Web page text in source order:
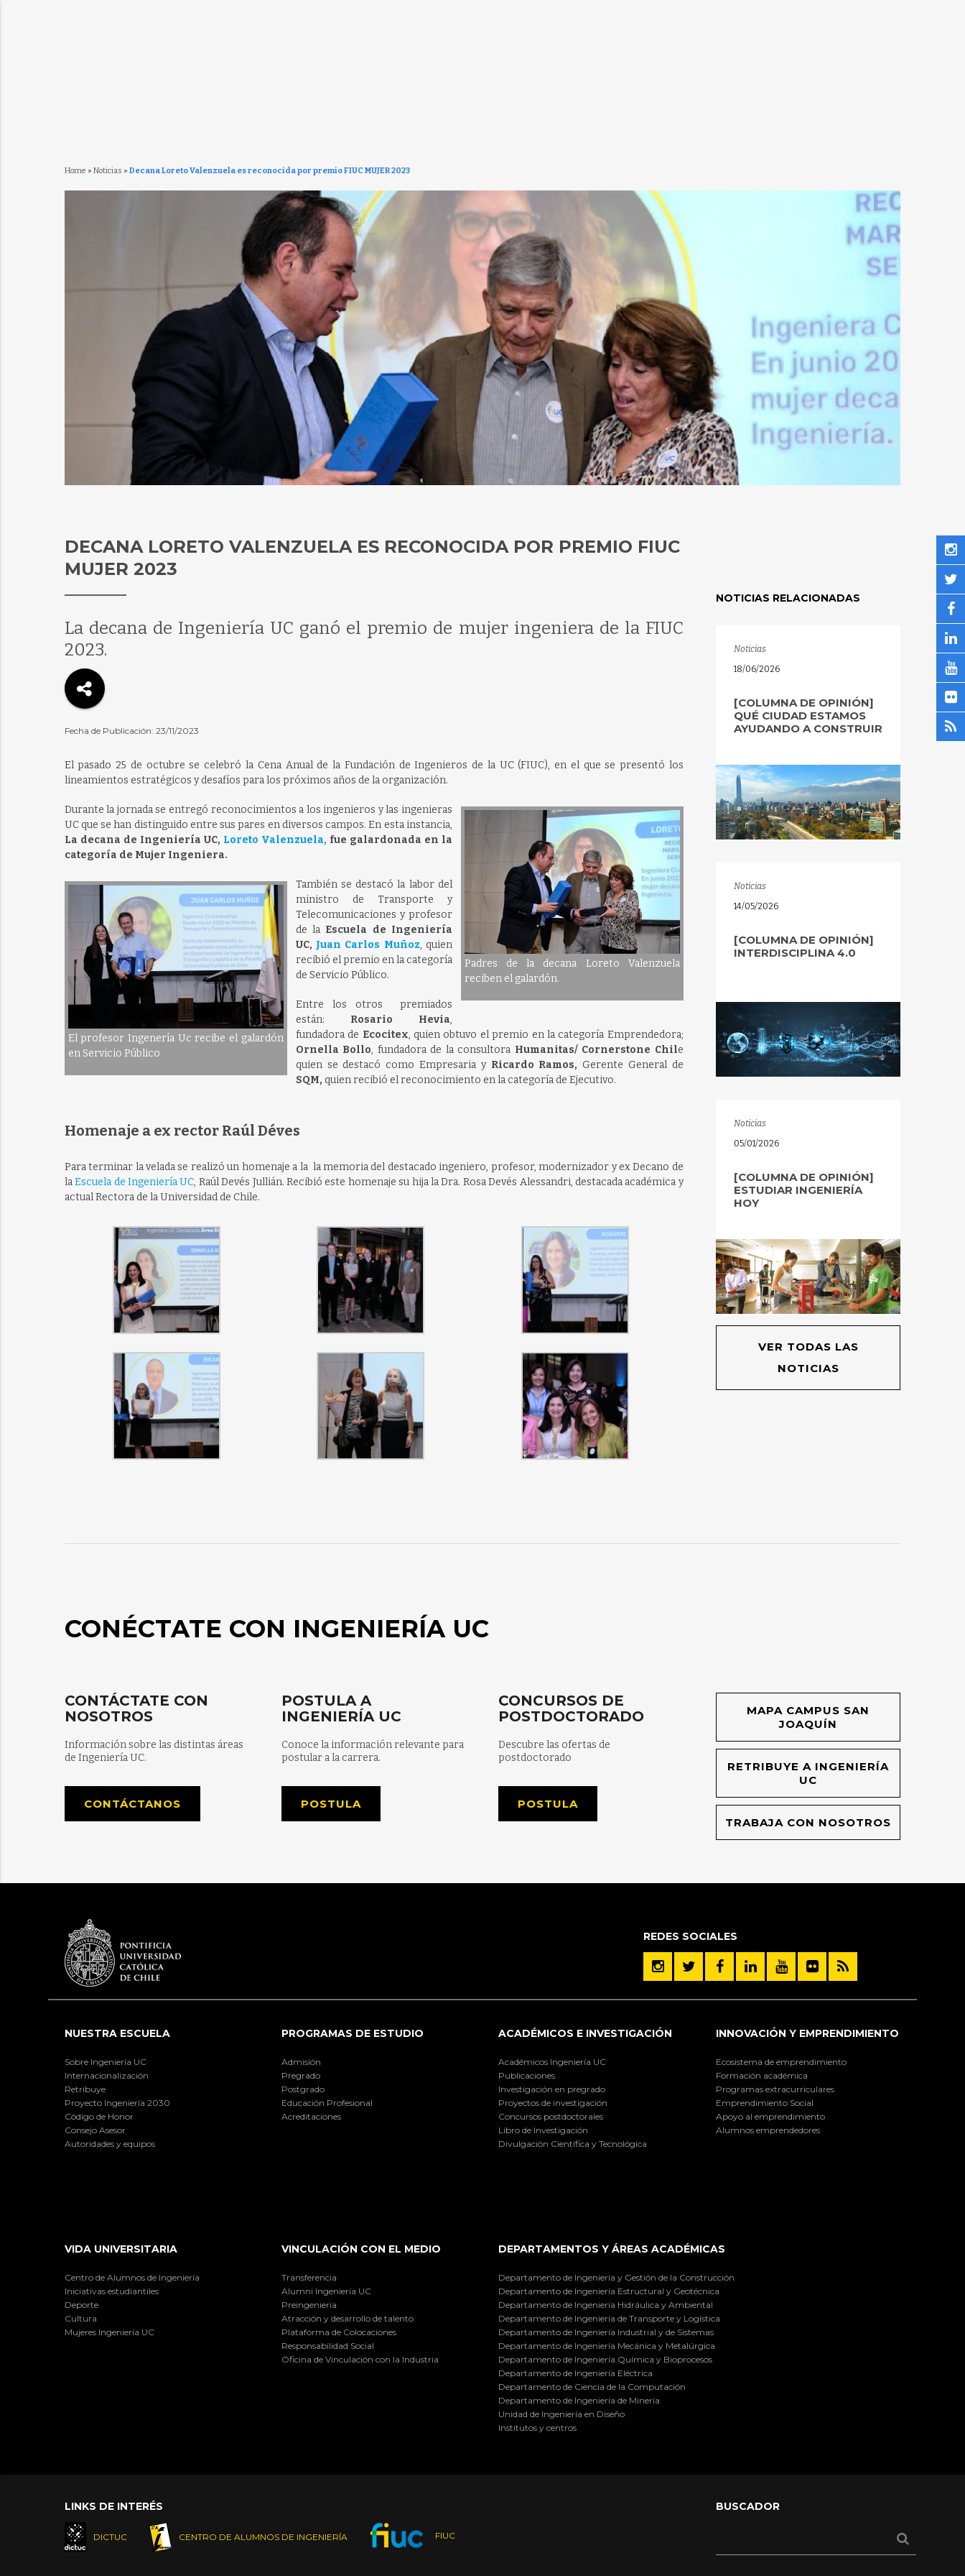
Home » Noticias » Decana Loreto Valenzuela es reconocida por premio FIUC MUJER 2023
DECANA LORETO VALENZUELA ES RECONOCIDA POR PREMIO FIUC
MUJER 2023
La decana de Ingeniería UC ganó el premio de mujer ingeniera de la FIUC
2023.
Fecha de Publicación: 23/11/2023
El pasado 25 de octubre se celebró la Cena Anual de la Fundación de Ingenieros de la UC (FIUC), en el que se presentó los
lineamientos estratégicos y desafíos para los próximos años de la organización.
Padres de la decana Loreto Valenzuela
reciben el galardón.
Durante la jornada se entregó reconocimientos a los ingenieros y las ingenieras
UC que se han distinguido entre sus pares en diversos campos. En esta instancia,
La decana de Ingeniería UC, Loreto Valenzuela, fue galardonada en la
categoría de Mujer Ingeniera.
El profesor Ingenería Uc recibe el galardón
en Servicio Público
También se destacó la labor del
ministro de Transporte y
Telecomunicaciones y profesor
de la Escuela de Ingeniería
UC, Juan Carlos Muñoz, quien
recibió el premio en la categoría
de Servicio Público.
Entre los otros premiados
están: Rosario Hevia,
fundadora de Ecocitex, quien obtuvo el premio en la categoría Emprendedora;
Ornella Bollo, fundadora de la consultora Humanitas/ Cornerstone Chile
quien se destacó como Empresaria y Ricardo Ramos, Gerente General de
SQM, quien recibió el reconocimiento en la categoría de Ejecutivo.
Homenaje a ex rector Raúl Déves
Para terminar la velada se realizó un homenaje a la la memoria del destacado ingeniero, profesor, modernizador y ex Decano de
laEscuela de Ingeniería UC, Raúl Devés Jullián. Recibió este homenaje su hija la Dra. Rosa Devés Alessandri, destacada académica y
actual Rectora de la Universidad de Chile.
NOTICIAS RELACIONADAS
Noticias
18/06/2026
[COLUMNA DE OPINIÓN]
QUÉ CIUDAD ESTAMOS
AYUDANDO A CONSTRUIR
Noticias
14/05/2026
[COLUMNA DE OPINIÓN]
INTERDISCIPLINA 4.0
Noticias
05/01/2026
[COLUMNA DE OPINIÓN]
ESTUDIAR INGENIERÍA
HOY
VER TODAS LAS
NOTICIAS
CONÉCTATE CON INGENIERÍA UC
CONTÁCTATE CON
NOSOTROS
Información sobre las distintas áreas
de Ingeniería UC.
CONTÁCTANOS
POSTULA A
INGENIERÍA UC
Conoce la información relevante para
postular a la carrera.
POSTULA
CONCURSOS DE
POSTDOCTORADO
Descubre las ofertas de
postdoctorado
POSTULA
MAPA CAMPUS SAN
JOAQUÍN
RETRIBUYE A INGENIERÍA
UC
TRABAJA CON NOSOTROS
REDES SOCIALES
NUESTRA ESCUELA
Sobre Ingeniería UC
Internacionalización
Retribuye
Proyecto Ingeniería 2030
Código de Honor
Consejo Asesor
Autoridades y equipos
PROGRAMAS DE ESTUDIO
Admisión
Pregrado
Postgrado
Educación Profesional
Acreditaciones
ACADÉMICOS E INVESTIGACIÓN
Académicos Ingeniería UC
Publicaciones
Investigación en pregrado
Proyectos de investigación
Concursos postdoctorales
Libro de Investigación
Divulgación Científica y Tecnológica
INNOVACIÓN Y EMPRENDIMIENTO
Ecosistema de emprendimiento
Formación académica
Programas extracurriculares
Emprendimiento Social
Apoyo al emprendimiento
Alumnos emprendedores
VIDA UNIVERSITARIA
Centro de Alumnos de Ingeniería
Iniciativas estudiantiles
Deporte
Cultura
Mujeres Ingeniería UC
VINCULACIÓN CON EL MEDIO
Transferencia
Alumni Ingeniería UC
Preingeniería
Atracción y desarrollo de talento
Plataforma de Colocaciones
Responsabilidad Social
Oficina de Vinculación con la Industria
DEPARTAMENTOS Y ÁREAS ACADÉMICAS
Departamento de Ingeniería y Gestión de la Construcción
Departamento de Ingeniería Estructural y Geotécnica
Departamento de Ingeniería Hidráulica y Ambiental
Departamento de Ingeniería de Transporte y Logística
Departamento de Ingeniería Industrial y de Sistemas
Departamento de Ingeniería Mecánica y Metalúrgica
Departamento de Ingeniería Química y Bioprocesos
Departamento de Ingeniería Eléctrica
Departamento de Ciencia de la Computación
Departamento de Ingeniería de Minería
Unidad de Ingeniería en Diseño
Institutos y centros
LINKS DE INTERÉS
DICTUC CENTRO DE ALUMNOS DE INGENIERÍA FIUC
BUSCADOR